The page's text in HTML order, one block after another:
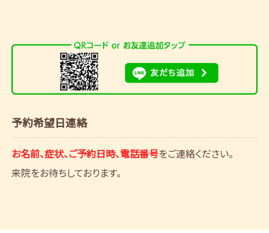
予約希望日連絡
お名前、症状、ご予約日時、電話番号をご連絡ください。
来院をお待ちしております。